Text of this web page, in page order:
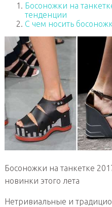
Босоножки на
тенденции
С чем носить
Босоножки на танкетке
новинки этого лета
Нетривиальные и